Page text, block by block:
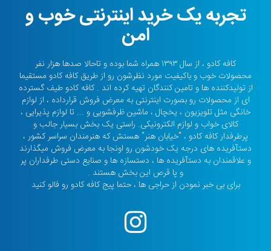
تجربه یک خرید اینترنتی خوب و
امن
کافه کادو ، از سال ۱۳۹۳ همراه شما بوده و تاحالا صدها هزار نفر
محصولات خوب و باکیفیت مورد نظرشون رو از طریق کافه کادو مستقیما
از تولیدکننده ها و تامین کنندگان تهیه کرده اند . کافه کادو طیف گسترده
ای از محصولات رو بصورت اینترنتی به معرض فروش قرارداده ، از لوازم
خانگی مثل تلویزیون ، یخچال ، ماشین ظرفشویی و ... تا لوازم پذیرایی ،
کالای خواب و لوازم الکترونیکی. راستی یک بخش بسیار جالب و
پرطرفدار کافه کادو ، "خیابان هنر" هستش که هنرمندان سراسر کشور ،
دستآفریده های درجه یک خودشون رو اونجا به معرض فروش میگذارند
و علاقمندان به دستآفریده ها ، دستسازه ها و صنایع دستی طرفداران پر
و پا قرص این بخش هستند .
برای بی خبر نمودن از حراجی ها ، حتما پیج کافه کادو رو فالو کنید